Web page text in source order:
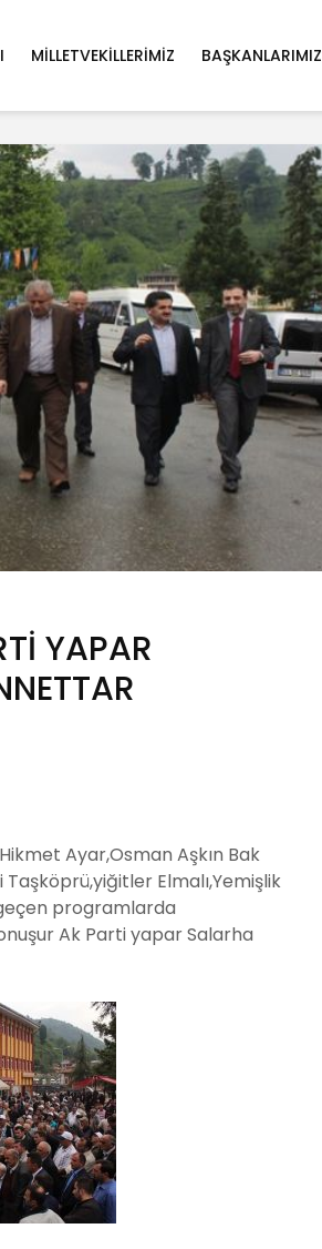
MILLETVEKILLERIMIZ BAŞKANLARIMIZ
YAPAR
Ayar,Osman Aşkın Bak
Elmalı,Yemişlik
programlarda
Ak Parti yapar Salarha